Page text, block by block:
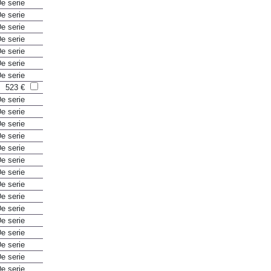
serie
serie
serie
serie
serie
serie
serie
523 €
serie
serie
serie
serie
serie
serie
serie
serie
serie
serie
serie
serie
serie
serie
serie